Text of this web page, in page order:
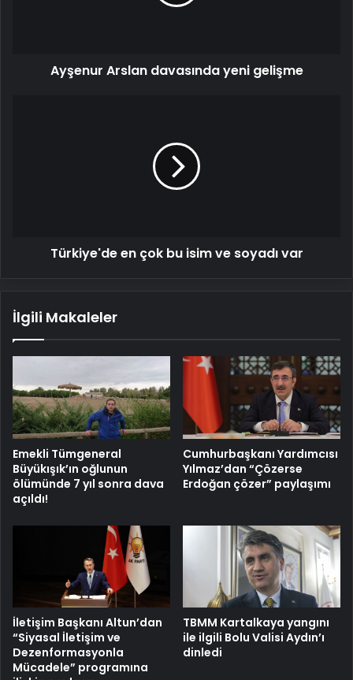
Ayşenur Arslan davasında yeni gelişme
Türkiye'de en çok bu isim ve soyadı var
İlgili Makaleler
Emekli Tümgeneral
Büyükışık’ın oğlunun
ölümünde 7 yıl sonra dava
açıldı!
Cumhurbaşkanı Yardımcısı
Yılmaz’dan “Çözerse
Erdoğan çözer” paylaşımı
İletişim Başkanı Altun’dan
“Siyasal İletişim ve
Dezenformasyonla
Mücadele” programına
TBMM Kartalkaya yangını
ile ilgili Bolu Valisi Aydın’ı
dinledi